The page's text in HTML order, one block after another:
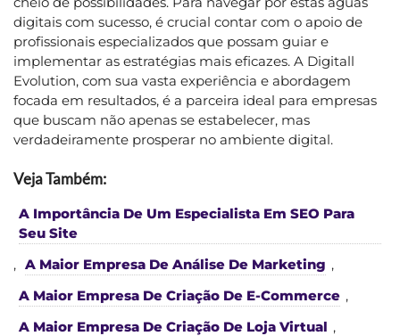
digitais com sucesso, é crucial contar com o apoio de
profissionais especializados que possam guiar e
implementar as estratégias mais eficazes. A Digitall
Evolution, com sua vasta experiência e abordagem
focada em resultados, é a parceira ideal para empresas
que buscam não apenas se estabelecer, mas
verdadeiramente prosperar no ambiente digital.
Veja Também:
A Importância De Um Especialista Em SEO Para
Seu Site
, A Maior Empresa De Análise De Marketing ,
A Maior Empresa De Criação De E-Commerce ,
A Maior Empresa De Criação De Loja Virtual ,